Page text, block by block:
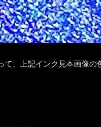
、上記インク見本画像の